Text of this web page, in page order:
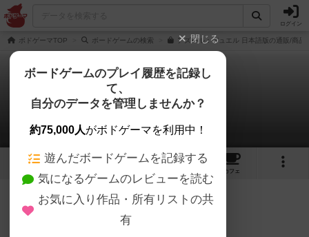
ログイン
ボドゲーマTOP ボードゲームの検索 アズール：デュエル 日本語版の通販/商品
アズール：デュエル
くみさんのレビュー
1 6
カフェ
90名 0名 0 約1年前
閉じる
ボードゲームのプレイ履歴を記録し
て、
自分のデータを管理しませんか？
約75,000人がボドゲーマを利用中！
遊んだボードゲームを記録する
気になるゲームのレビューを読む
お気に入り作品・所有リストの共
有